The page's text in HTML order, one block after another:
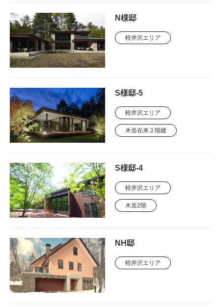
N様邸
軽井沢エリア
S様邸-5
軽井沢エリア
木造在来２階建
S様邸-4
軽井沢エリア
木造2階
NH邸
軽井沢エリア